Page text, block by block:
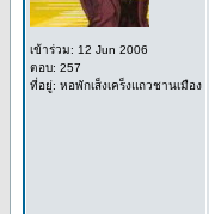
เข้าร่วม: 12 Jun 2006
ตอบ: 257
ที่อยู่: หอพักเส็งเคร็งแถวชานเมือง